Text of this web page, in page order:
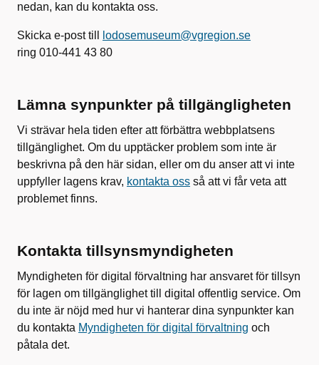
nedan, kan du kontakta oss.
Skicka e-post till
lodosemuseum@vgregion.se
ring 010-441 43 80
Lämna synpunkter på tillgängligheten
Vi strävar hela tiden efter att förbättra webbplatsens
tillgänglighet. Om du upptäcker problem som inte är
beskrivna på den här sidan, eller om du anser att vi inte
uppfyller lagens krav, kontakta oss så att vi får veta att
problemet finns.
Kontakta tillsynsmyndigheten
Myndigheten för digital förvaltning har ansvaret för tillsyn
för lagen om tillgänglighet till digital offentlig service. Om
du inte är nöjd med hur vi hanterar dina synpunkter kan
du kontakta Myndigheten för digital förvaltning och
påtala det.